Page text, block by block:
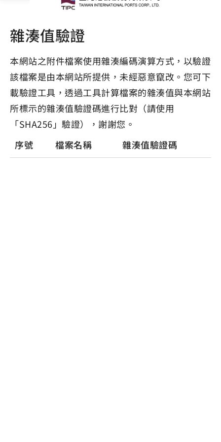
雜湊值驗證
本網站之附件檔案使用雜湊編碼演算方式，以驗證
該檔案是由本網站所提供，未經惡意竄改。您可下
載驗證工具，透過工具計算檔案的雜湊值與本網站
所標示的雜湊值驗證碼進行比對（請使用
「SHA256」驗證），謝謝您。
序號
檔案名稱 雜湊值驗證碼